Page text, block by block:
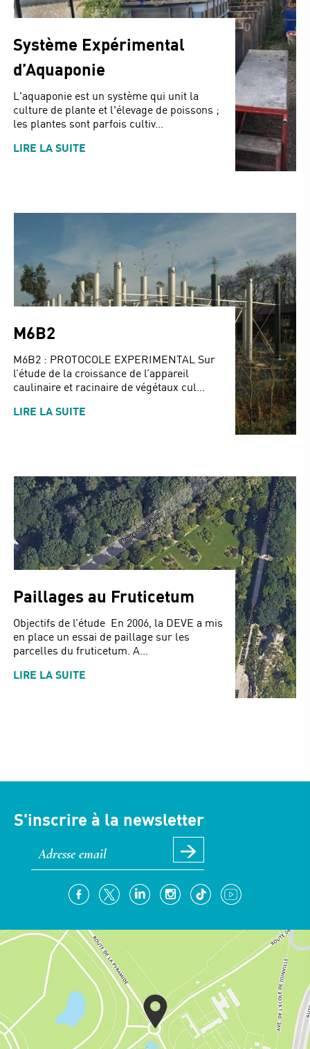
Système Expérimental
d’Aquaponie
L'aquaponie est un système qui unit la
culture de plante et l'élevage de poissons ;
les plantes sont parfois cultiv...
LIRE LA SUITE
M6B2
M6B2 : PROTOCOLE EXPERIMENTAL Sur
l’étude de la croissance de l’appareil
caulinaire et racinaire de végétaux cul...
LIRE LA SUITE
Paillages au Fruticetum
Objectifs de l’étude En 2006, la DEVE a mis
en place un essai de paillage sur les
parcelles du fruticetum. A...
LIRE LA SUITE
S'inscrire à la newsletter